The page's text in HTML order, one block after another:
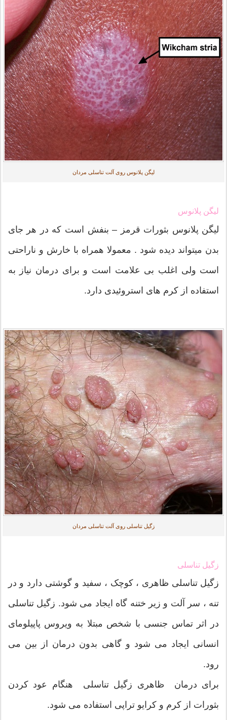
لیگن پلانوس روی آلت تناسلی مردان
لیگن پلانوس
لیگن پلانوس بثورات قرمز – بنفش است که در هر جای
بدن میتواند دیده شود . معمولا همراه با خارش و ناراحتی
است ولی اغلب بی علامت است و برای درمان نیاز به
استفاده از کرم های استروئیدی دارد.
زگیل تناسلی روی آلت تناسلی مردان
زگیل تناسلی
زگیل تناسلی ظاهری ، کوچک ، سفید و گوشتی دارد و در
تنه ، سر آلت و زیر ختنه گاه ایجاد می شود. زگیل تناسلی
در اثر تماس جنسی با شخص مبتلا به ویروس پاپیلومای
انسانی ایجاد می شود و گاهی بدون درمان از بین می
رود.
برای درمان ظاهری زگیل تناسلی هنگام عود کردن
بثورات از کرم و کرایو تراپی استفاده می شود.